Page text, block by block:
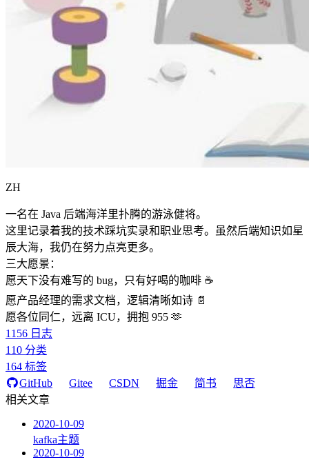
ZH
一名在 Java 后端海洋里扑腾的游泳健将。
这里记录着我的技术踩坑实录和职业思考。虽然后端知识如星
辰大海，我仍在努力点亮更多。
三大愿景：
愿天下没有难写的 bug，只有好喝的咖啡 ☕️
愿产品经理的需求文档，逻辑清晰如诗 📄
愿各位同仁，远离 ICU，拥抱 955 🫶
1156 日志
110 分类
164 标签
GitHub
Gitee CSDN 掘金 简书
思否
相关文章
2020-10-09
kafka主题
2020-10-09